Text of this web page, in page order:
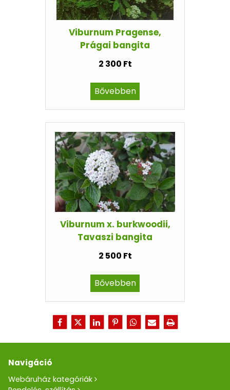
Viburnum Pragense,
Prágai bangita
2 300 Ft
Bővebben
Viburnum x. burkwoodii,
Tavaszi bangita
2 500 Ft
Bővebben
Navigáció
Webáruház kategóriák